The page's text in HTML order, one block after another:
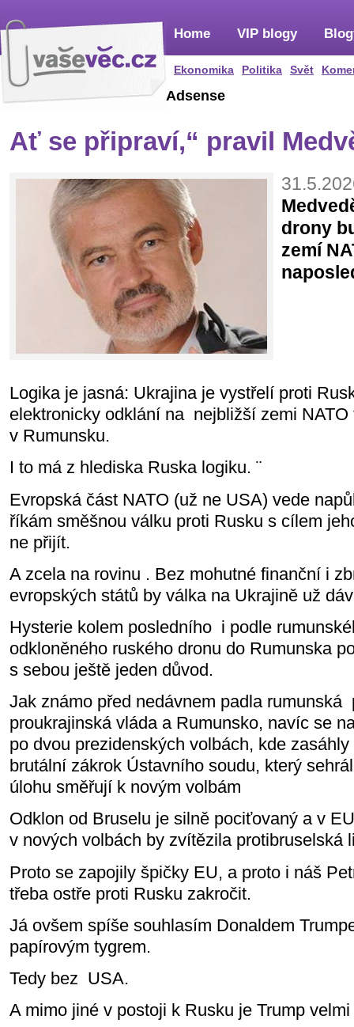
Home
Ekonomika Politika Svět
VIP blogy
Adsense
Ať se připraví,“ pravil
drony
zemí
Logika je jasná: Ukrajina je vystřelí proti
elektronicky odklání na nejbližší zemi
v Rumunsku.
I to má z hlediska Ruska logiku. ¨
Evropská část NATO (už ne USA) vede
říkám směšnou válku proti Rusku s cílem
ne přijít.
A zcela na rovinu . Bez mohutné finanční i
evropských států by válka na Ukrajině už
Hysterie kolem posledního i podle
odkloněného ruského dronu do Rumunska
s sebou ještě jeden důvod.
Jak známo před nedávnem padla rumunská
proukrajinská vláda a Rumunsko, navíc se
po dvou prezidenských volbách, kde
brutální zákrok Ústavního soudu, který
úlohu směřují k novým volbám
Odklon od Bruselu je silně pociťovaný a v
v nových volbách by zvítězila protibruselská
Proto se zapojily špičky EU, a proto i náš
třeba ostře proti Rusku zakročit.
Já ovšem spíše souhlasím Donaldem
papírovým tygrem.
Tedy bez USA.
A mimo jiné v postoji k Rusku je Trump